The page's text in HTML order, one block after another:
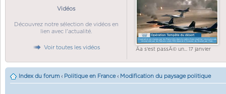
Vidéos
Découvrez notre sélection de vidéos en
lien avec l'actualité.
Voir toutes les vidéos Ãa s'est passÃ© un... 17 janvier
Index du forum ‹ Politique en France ‹ Modification du paysage politique